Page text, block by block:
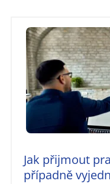
Jak přijmout
případně